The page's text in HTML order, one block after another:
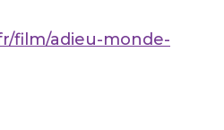
film/adieu-monde-